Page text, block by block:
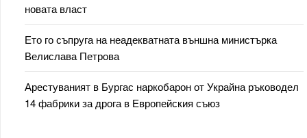
новата власт
Ето го съпруга на неадекватната външна министърка
Велислава Петрова
Арестуваният в Бургас наркобарон от Украйна ръководел
14 фабрики за дрога в Европейския съюз